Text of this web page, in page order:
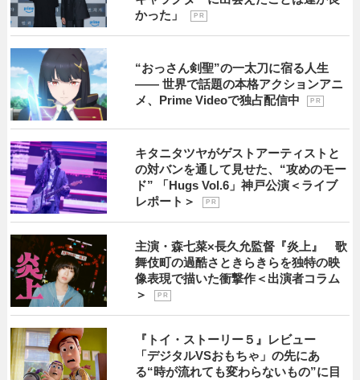
かった」
P R
“おっさん剣聖”の一太刀に宿る人生
―― 世界で話題の本格アクションアニ
メ、Prime Videoで独占配信中
P R
キタニタツヤがゲストアーティストと
の対バンを通して見せた、“攻めのモー
ド” 「Hugs Vol.6」神戸公演＜ライブ
レポート＞
P R
主演・森七菜×長久允監督『炎上』 歌
舞伎町の過酷さときらきらを独特の映
像表現で描いた衝撃作＜出演者コラム
＞
P R
『トイ・ストーリー５』レビュー
「デジタルVSおもちゃ」の先にあ
る“時が流れても変わらないもの”に目